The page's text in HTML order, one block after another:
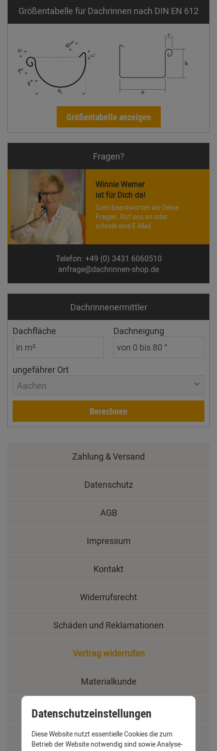
Größentabelle für Dachrinnen nach DIN EN 612
Größentabelle anzeigen
Fragen?
Winnie Werner
ist für Dich da!
Gern beantworten wir Deine
Fragen. Ruf uns an oder
schreib eine E-Mail.
Telefon: +49 (0) 3431 6060510
anfrage@dachrinnen-shop.de
Dachrinnen­ermittler
Dachfläche Dachneigung
ungefährer Ort
Aachen
Berechnen
Zahlung & Versand
Datenschutz
AGB
Impressum
Kontakt
Widerrufsrecht
Schäden und Reklamationen
Vertrag widerrufen
Materialkunde
Fachbegriffe
Jobs
Datenschutzeinstellungen
Diese Website nutzt essentielle Cookies die zum
Betrieb der Website notwendig sind sowie Analyse-